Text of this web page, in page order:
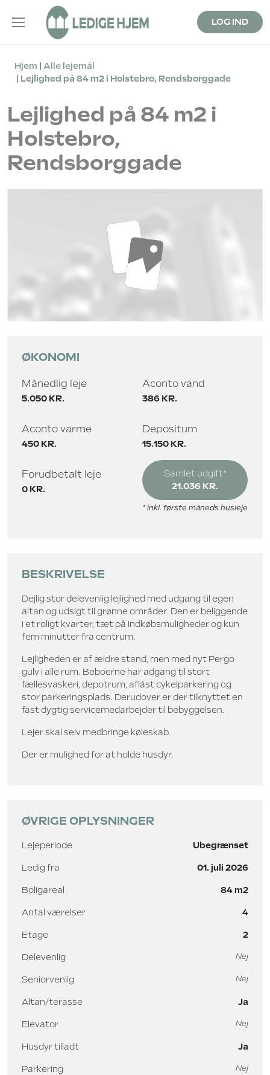
LOG IND
Hjem
Alle lejemål
Lejlighed på 84 m2 i Holstebro, Rendsborggade
Lejlighed på 84 m2 i
Holstebro,
Rendsborggade
ØKONOMI
Månedlig leje
5.050 KR.
Aconto vand
386 KR.
Aconto varme
450 KR.
Depositum
15.150 KR.
Forudbetalt leje
0 KR.
Samlet udgift*
21.036 KR.
* inkl. første måneds husleje
BESKRIVELSE
Dejlig stor delevenlig lejlighed med udgang til egen
altan og udsigt til grønne områder. Den er beliggende
i et roligt kvarter, tæt på indkøbsmuligheder og kun
fem minutter fra centrum.
Lejligheden er af ældre stand , men med nyt Pergo
gulv i alle rum . Beboerne har adgang til stort
fællesvaskeri, depotrum, aflåst cykelparkering og
stor parkeringsplads. Derudover er der tilknyttet en
fast dygtig servicemedarbejder til bebyggelsen.
Lejer skal selv medbringe køleskab.
Der er mulighed for at holde husdyr.
ØVRIGE OPLYSNINGER
Lejeperiode Ubegrænset
Ledig fra 01. juli 2026
Boligareal 84 m2
Antal værelser 4
Etage 2
Delevenlig Nej
Seniorvenlig Nej
Altan/terasse Ja
Elevator Nej
Husdyr tilladt Ja
Parkering Nej